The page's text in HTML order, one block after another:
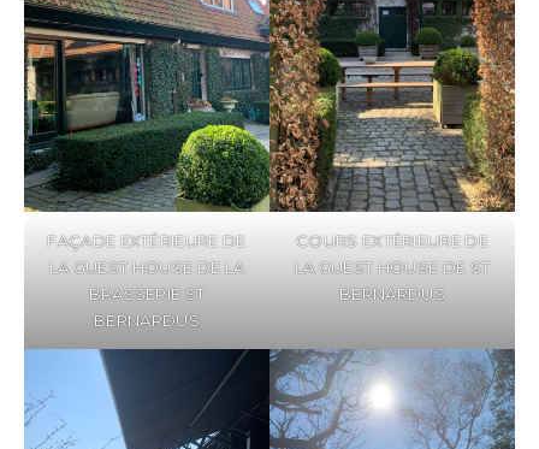
FAÇADE EXTÉRIEURE DE
LA GUEST HOUSE DE LA
BRASSERIE ST
BERNARDUS
COURS EXTÉRIEURE DE
LA GUEST HOUSE DE ST
BERNARDUS